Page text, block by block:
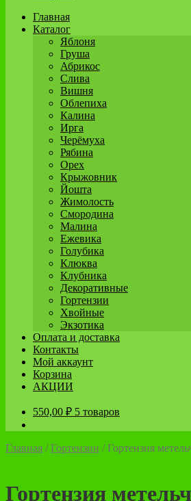
Главная
Каталог
Яблоня
Груша
Абрикос
Слива
Вишня
Облепиха
Калина
Ирга
Черёмуха
Рябина
Орех
Крыжовник
Йошта
Жимолость
Смородина
Малина
Ежевика
Голубика
Клюква
Клубника
Декоративные
Гортензии
Хвойные
Экзотика
Оплата и доставка
Контакты
Мой аккаунт
Корзина
АКЦИИ
550,00 ₽ 5 товаров
Главная /Гортензии /Гортензия
Гортензия